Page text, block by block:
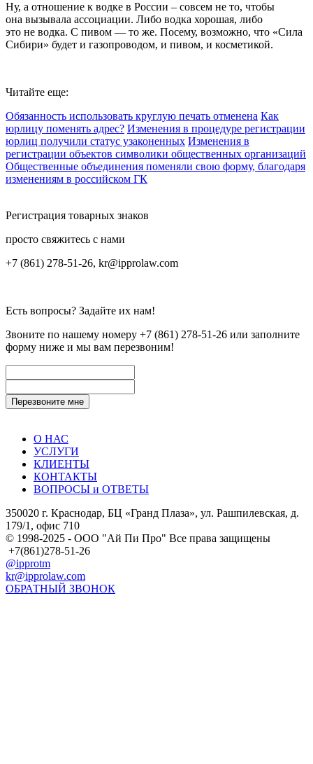
Ну, а отношение к водке в России – совсем не то, чтобы
она вызывала ассоциации. Либо водка хорошая, либо
это не водка. С пивом — то же. Посему, возможно, что «Сила
Сибири» будет и газопроводом, и пивом, и косметикой.
Читайте еще:
Обязанность использовать круглую печать отменена Как
юрлицу поменять адрес? Изменения в процедуре регистрации
юрлиц получили статус узаконенных Изменения в
регистрации объектов символики общественных организаций
Общественные объединения поменяли свою форму, благодаря
изменениям в российском ГК
Регистрация товарных знаков
просто свяжитесь с нами
+7 (861) 278-51-26, kr@ipprolaw.com
Есть вопросы? Задайте их нам!
Звоните по нашему номеру +7 (861) 278-51-26 или заполните
форму ниже и мы вам перезвоним!
О НАС
УСЛУГИ
КЛИЕНТЫ
КОНТАКТЫ
ВОПРОСЫ и ОТВЕТЫ
350020 г. Краснодар, БЦ «Гранд Плаза», ул. Рашпилевская, д.
179/1, офис 710
© 1998-2025 - ООО "Ай Пи Про" Все права защищены
+7(861)278-51-26
@ipprotm
kr@ipprolaw.com
ОБРАТНЫЙ ЗВОНОК